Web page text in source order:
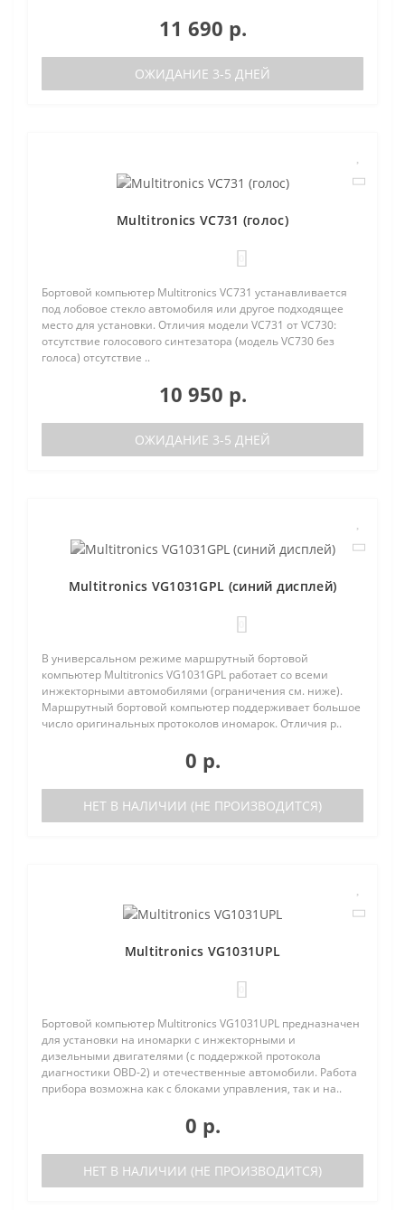
11 690 р.
ОЖИДАНИЕ 3-5 ДНЕЙ
Multitronics VC731 (голос)
Бортовой компьютер Multitronics VC731 устанавливается
под лобовое стекло автомобиля или другое подходящее
место для установки. Отличия модели VC731 от VC730:
отсутствие голосового синтезатора (модель VC730 без
голоса) отсутствие ..
10 950 р.
ОЖИДАНИЕ 3-5 ДНЕЙ
Multitronics VG1031GPL (синий дисплей)
В универсальном режиме маршрутный бортовой
компьютер Multitronics VG1031GPL работает со всеми
инжекторными автомобилями (ограничения см. ниже).
Маршрутный бортовой компьютер поддерживает большое
число оригинальных протоколов иномарок. Отличия р..
0 р.
НЕТ В НАЛИЧИИ (НЕ ПРОИЗВОДИТСЯ)
Multitronics VG1031UPL
Бортовой компьютер Multitronics VG1031UPL предназначен
для установки на иномарки с инжекторными и
дизельными двигателями (с поддержкой протокола
диагностики OBD-2) и отечественные автомобили. Работа
прибора возможна как с блоками управления, так и на..
0 р.
НЕТ В НАЛИЧИИ (НЕ ПРОИЗВОДИТСЯ)